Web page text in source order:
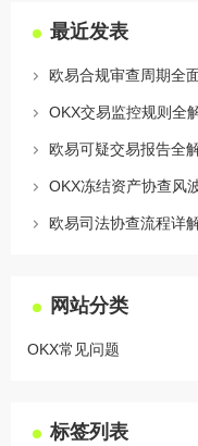
最近发表
欧易合规审查周期全
欧易可疑交易报告全
OKX冻结资产协查风
欧易司法协查流程详
网站分类
OKX常见问题
标签列表